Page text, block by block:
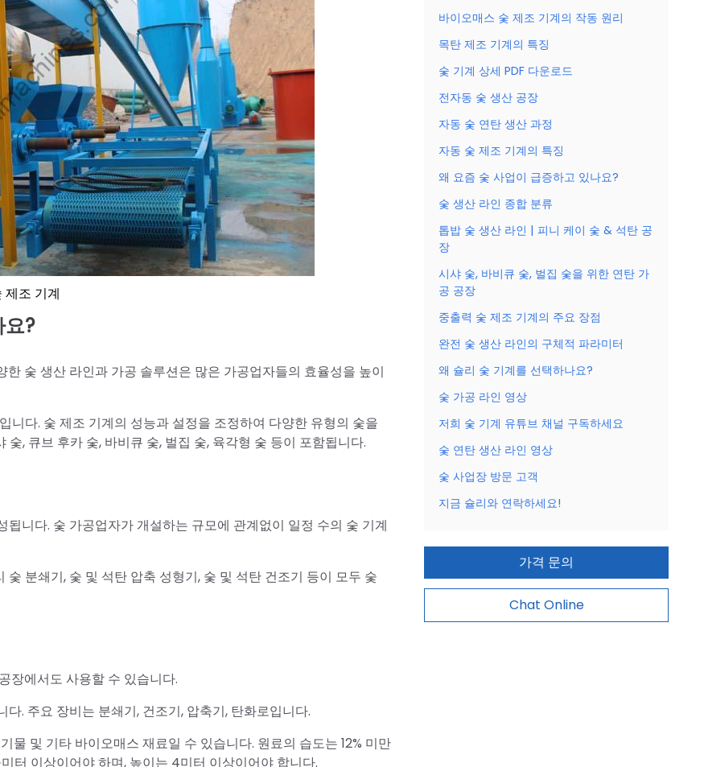
제조 기계
?
숯 생산 라인과 가공 솔루션은 많은 가공업자들의 효율성을 높이
니다. 숯 제조 기계의 성능과 설정을 조정하여 다양한 유형의 숯을
, 큐브 후카 숯, 바비큐 숯, 벌집 숯, 육각형 숯 등이 포함됩니다.
니다. 숯 가공업자가 개설하는 규모에 관계없이 일정 수의 숯 기계
분쇄기, 숯 및 석탄 압축 성형기, 숯 및 석탄 건조기 등이 모두 숯
장에서도 사용할 수 있습니다.
. 주요 장비는 분쇄기, 건조기, 압축기, 탄화로입니다.
물 및 기타 바이오매스 재료일 수 있습니다. 원료의 습도는 12% 미만
터 이상이어야 하며, 높이는 4미터 이상이어야 합니다.
바이오매스 숯 제조 기계의 작동 원리
목탄 제조 기계의 특징
숯 기계 상세 PDF 다운로드
전자동 숯 생산 공장
자동 숯 연탄 생산 과정
자동 숯 제조 기계의 특징
왜 요즘 숯 사업이 급증하고 있나요?
숯 생산 라인 종합 분류
톱밥 숯 생산 라인 | 피니 케이 숯 & 석탄 공
장
시샤 숯, 바비큐 숯, 벌집 숯을 위한 연탄 가
공 공장
중출력 숯 제조 기계의 주요 장점
완전 숯 생산 라인의 구체적 파라미터
왜 슐리 숯 기계를 선택하나요?
숯 가공 라인 영상
저희 숯 기계 유튜브 채널 구독하세요
숯 연탄 생산 라인 영상
숯 사업장 방문 고객
지금 슐리와 연락하세요!
가격 문의
Chat Online